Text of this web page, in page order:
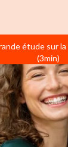
étude sur
(3min)